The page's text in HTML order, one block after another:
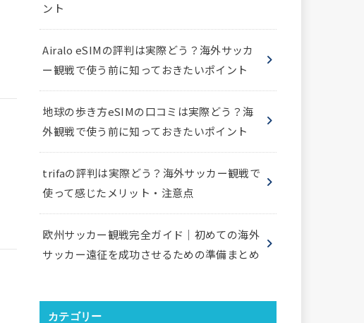
ント
Airalo eSIMの評判は実際どう？海外サッカ
ー観戦で使う前に知っておきたいポイント
地球の歩き方eSIMの口コミは実際どう？海
外観戦で使う前に知っておきたいポイント
trifaの評判は実際どう？海外サッカー観戦で
使って感じたメリット・注意点
欧州サッカー観戦完全ガイド｜初めての海外
サッカー遠征を成功させるための準備まとめ
カテゴリー